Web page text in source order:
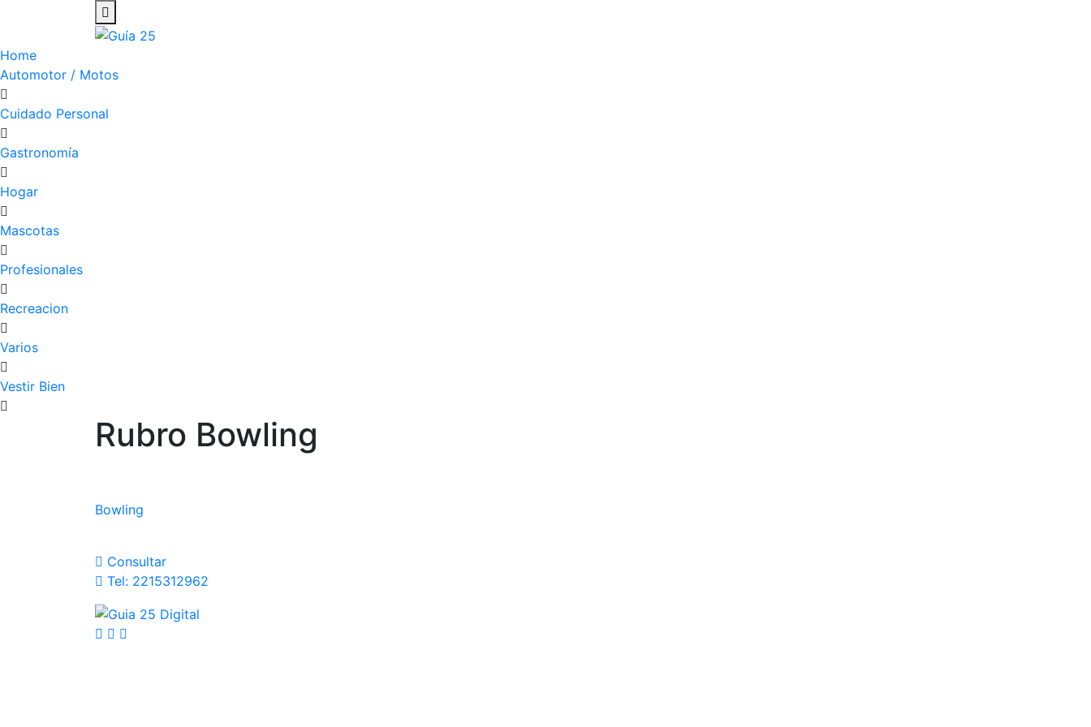
Home
Automotor / Motos
Cuidado Personal
Gastronomía
Hogar
Mascotas
Profesionales
Recreacion
Varios
Vestir Bien
Rubro Bowling
Bowling
Consultar
Tel: 2215312962